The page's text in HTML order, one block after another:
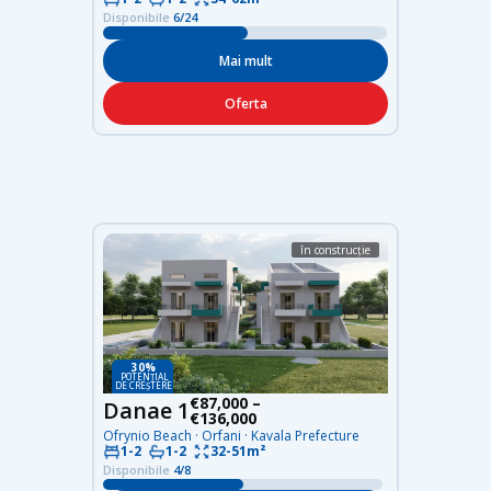
Maisonette M1 Disponibil
Etaje 2
Băi2
Dormitoare2
Planimetrie52.76 m²
Prețul:€121.500
30%
DE CREȘTERE
POTENȚIAL
în construcție
Danae 1 €87,000 –
€136,000
Ofrynio Beach · Orfani · Kavala Prefecture
1-2
1-2 32-51m²
Disponibile 4/8
Disponibile 6/24
Mai mult
Oferta